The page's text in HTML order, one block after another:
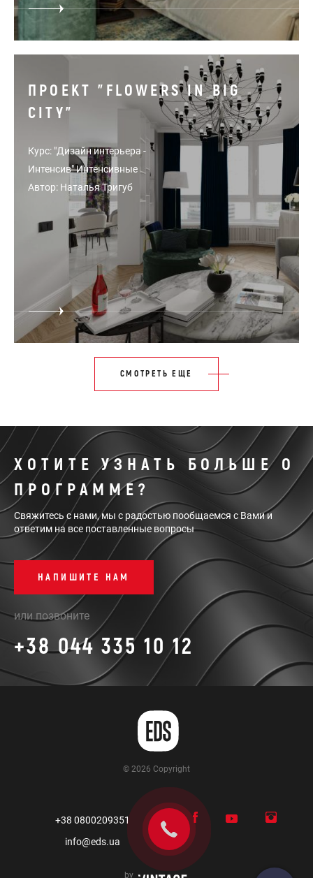
ПРОЕКТ "FLOWERS IN BIG
CITY"
Курс: "Дизайн интерьера -
Интенсив" Интенсивные
Автор: Наталья Тригуб
СМОТРЕТЬ ЕЩЕ
ХОТИТЕ УЗНАТЬ БОЛЬШЕ О
ПРОГРАММЕ?
Свяжитесь с нами, мы с радостью пообщаемся с Вами и
ответим на все поставленные вопросы
НАПИШИТЕ НАМ
или позвоните
+38 044 335 10 12
© 2026 Copyright
+38 0800209351
info@eds.ua
by